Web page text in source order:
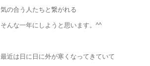
気の合う人たちと繋がれる
そんな一年にしようと思います。^^
最近は日に日に外が寒くなってきていて